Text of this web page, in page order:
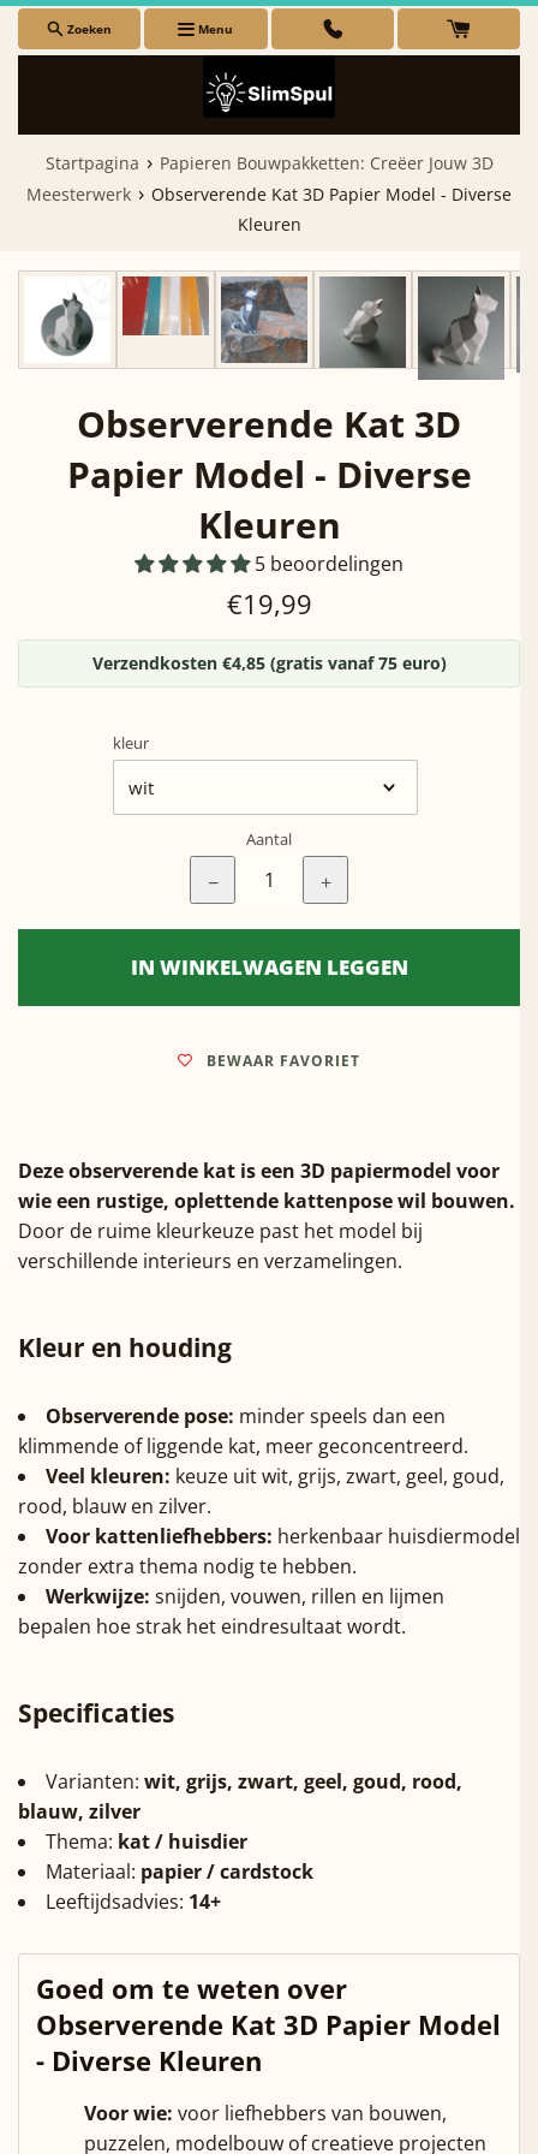
Meteen
naar
Zoeken Menu
Startpagina › Papieren Bouwpakketten: Creëer Jouw 3D
Meesterwerk › Observerende Kat 3D Papier Model - Diverse
Kleuren
Observerende Kat 3D
Papier Model - Diverse
Kleuren
5 beoordelingen
Normale
€19,99
Verzendkosten €4,85 (gratis vanaf 75 euro)
kleur
Aantal
− +
IN WINKELWAGEN LEGGEN
BEWAAR FAVORIET
Deze observerende kat is een 3D papiermodel voor
wie een rustige, oplettende kattenpose wil bouwen.
Door de ruime kleurkeuze past het model bij
verschillende interieurs en verzamelingen.
Kleur en houding
Observerende pose: minder speels dan een
klimmende of liggende kat, meer geconcentreerd.
Veel kleuren: keuze uit wit, grijs, zwart, geel, goud,
rood, blauw en zilver.
Voor kattenliefhebbers: herkenbaar huisdiermodel
zonder extra thema nodig te hebben.
Werkwijze: snijden, vouwen, rillen en lijmen
bepalen hoe strak het eindresultaat wordt.
Specificaties
Varianten: wit, grijs, zwart, geel, goud, rood,
blauw, zilver
Thema: kat / huisdier
Materiaal: papier / cardstock
Leeftijdsadvies: 14+
Goed om te weten over
Observerende Kat 3D Papier Model
- Diverse Kleuren
Voor wie: voor liefhebbers van bouwen,
puzzelen, modelbouw of creatieve projecten